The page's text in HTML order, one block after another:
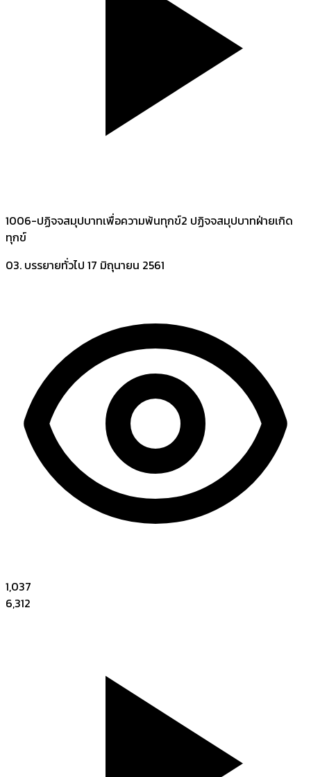
1006-ปฏิจจสมุปบาทเพื่อความพ้นทุกข์2 ปฏิจจสมุปบาทฝ่ายเกิด
ทุกข์
03. บรรยายทั่วไป 17 มิถุนายน 2561
1,037
6,312